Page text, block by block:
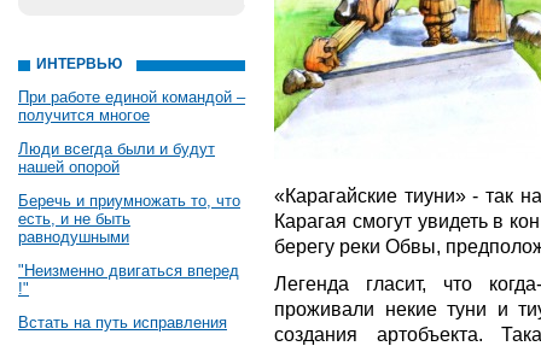
ИНТЕРВЬЮ
При работе единой командой –
получится многое
Люди всегда были и будут
нашей опорой
Беречь и приумножать то, что
есть, и не быть
равнодушными
"Неизменно двигаться вперед
!"
Встать на путь исправления
«Карагайские тиуни» - так
Карагая смогут увидеть в
берегу реки Обвы,
Легенда гласит, что
проживали некие туни и
создания артобъекта.